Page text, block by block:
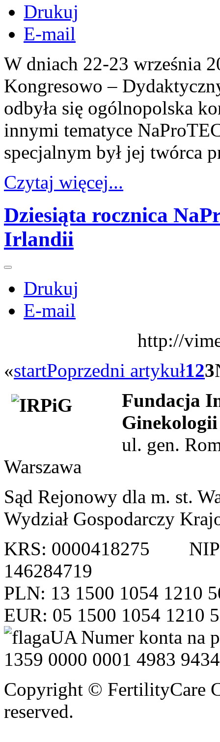
Drukuj
E-mail
W dniach 22-23 września
Kongresowo –
odbyła się ogólnopolska
innymi tematyce
specjalnym był jej twórca
Czytaj więcej...
Dziesiąta rocznica
Irlandii
Drukuj
E-mail
http://
«startPoprzedni artykuł123
Fundacja
Ginekologii
ul. gen.
Warszawa
Sąd Rejonowy dla m. st.
Wydział Gospodarczy
KRS: 0000418275
146284719
PLN: 13 1500 1054 1210
EUR: 05 1500 1054 1210
Numer konta na
1359 0000 0001 4983 9434
Copyright © FertilityCare
reserved.